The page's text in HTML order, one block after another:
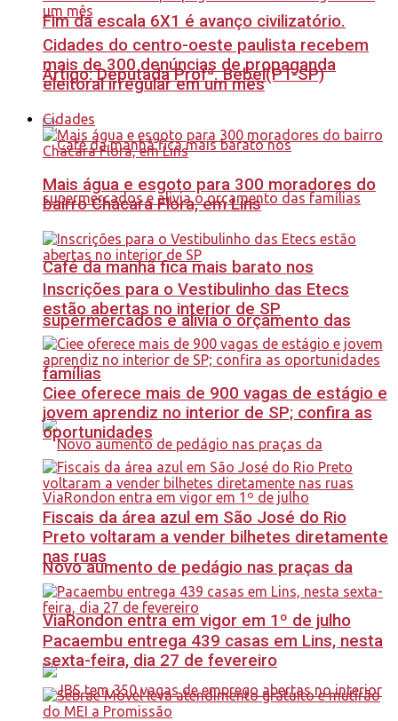
Fim da escala 6X1 é avanço civilizatório.
Artigo: Deputada Profª. Bebel(PT-SP)
Café da manhã fica mais barato nos
supermercados e alivia o orçamento das
famílias
Novo aumento de pedágio nas praças da
ViaRondon entra em vigor em 1º de julho
Cidades do centro-oeste paulista recebem
mais de 300 denúncias de propaganda
eleitoral irregular em um mês
Cidades
Mais água e esgoto para 300 moradores do
bairro Chácara Flora, em Lins
Inscrições para o Vestibulinho das Etecs
estão abertas no interior de SP
Ciee oferece mais de 900 vagas de estágio e
jovem aprendiz no interior de SP; confira as
oportunidades
Fiscais da área azul em São José do Rio
Preto voltaram a vender bilhetes diretamente
nas ruas
Pacaembu entrega 439 casas em Lins, nesta
sexta-feira, dia 27 de fevereiro